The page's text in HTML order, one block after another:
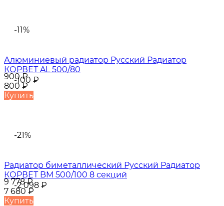
-11%
-100 ₽
Алюминиевый радиатор Русский Радиатор
КОРВЕТ AL 500/80
900₽
800₽
Купить
-21%
-2 098 ₽
Радиатор биметаллический Русский Радиатор
КОРВЕТ BM 500/100 8 секций
9 778₽
7 680₽
Купить